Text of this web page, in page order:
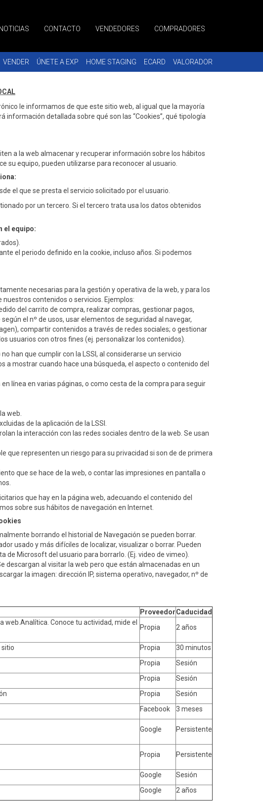
NOTICIAS CONTACTO VENDEDORES COMPRADORES
VENDER ÚNETE A EXP HOME STAGING ECARD VALORADOR
le informamos de que este sitio web, al igual que la mayoría
detallada sobre qué son las “Cookies”, qué tipología
a la web almacenar y recuperar información sobre los hábitos
su equipo, pueden utilizarse para reconocer al usuario.
el que se presta el servicio solicitado por el usuario.
por un tercero. Si el tercero trata usa los datos obtenidos
el equipo:
el periodo definido en la cookie, incluso años. Si podemos
necesarias para la gestión y operativa de la web, y para los
contenidos o servicios. Ejemplos:
del carrito de compra, realizar compras, gestionar pagos,
el nº de usos, usar elementos de seguridad al navegar,
compartir contenidos a través de redes sociales; o gestionar
usuarios con otros fines (ej. personalizar los contenidos).
han que cumplir con la LSSI, al considerarse un servicio
mostrar cuando hace una búsqueda, el aspecto o contenido del
línea en varias páginas, o como cesta de la compra para seguir
web.
de la aplicación de la LSSI.
la interacción con las redes sociales dentro de la web. Se usan
que representen un riesgo para su privacidad si son de de primera
que se hace de la web, o contar las impresiones en pantalla o
que hay en la página web, adecuando el contenido del
sobre sus hábitos de navegación en Internet.
borrando el historial de Navegación se pueden borrar.
usado y más difíciles de localizar, visualizar o borrar. Pueden
de Microsoft del usuario para borrarlo. (Ej. video de vimeo).
descargan al visitar la web pero que están almacenadas en un
la imagen: dirección IP, sistema operativo, navegador, nº de
ProveedorCaducidad
Conoce tu actividad, mide el
Propia 2 años
Propia
30 minutos
Propia
Sesión
Propia
Sesión
Propia
Sesión
Facebook
3 meses
Google Persistente
Propia Persistente
Google
Sesión
Google 2 años